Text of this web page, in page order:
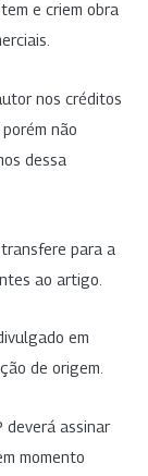
e criem obra
nos créditos
não
dessa
para a
ao artigo.
em
de origem.
deverá assinar
momento